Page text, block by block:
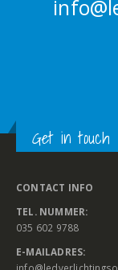
Get in touch
CONTACT INFO
TEL. NUMMER:
035 602 9788
E-MAILADRES: